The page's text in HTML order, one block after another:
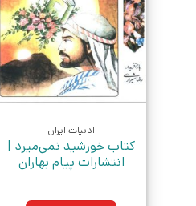
ادبیات ایران
کتاب خورشید نمی‌میرد |
انتشارات پیام بهاران